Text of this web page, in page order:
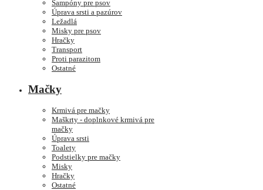
Šampóny pre psov
Úprava srsti a pazúrov
Ležadlá
Misky pre psov
Hračky
Transport
Proti parazitom
Ostatné
Mačky
Krmivá pre mačky
Maškrty - doplnkové krmivá pre
mačky
Úprava srsti
Toalety
Podstielky pre mačky
Misky
Hračky
Ostatné